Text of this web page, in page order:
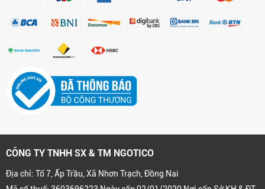
CÔNG TY TNHH SX & TM NGOTICO
Địa chỉ: Tổ 7, Ấp Trầu, Xã Nhơn Trạch, Đồng Nai